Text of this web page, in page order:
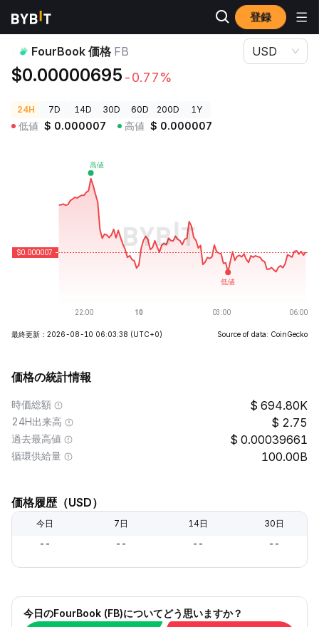
登録
暗号資産価格
FourBook 価格 FB
$0.00000695 -0.77%
USD
24H 7D 14D 30D 60D 200D 1Y
低値 $ 0.000007 高値 $ 0.000007
最終更新：2026-08-10 06:03:38 (UTC+0) Source of data: CoinGecko
価格の統計情報
時価総額 694.80K
24H出来高 2.75
過去最高値 0.00039661
循環供給量 100.00B
価格履歴（USD）
今日 7日 14日 30日
-- -- -- --
今日のFourBook (FB)についてどう思いますか？